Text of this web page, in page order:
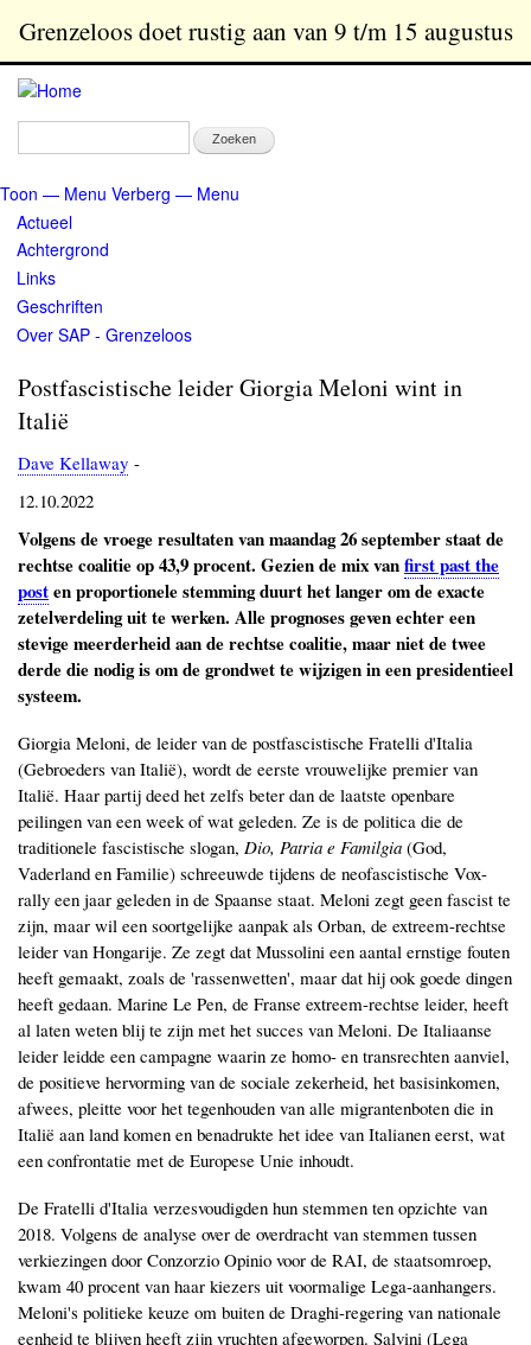
naar
Grenzeloos doet rustig aan van 9 t/m 15 augustus
Zoeken
Menu
Toon — Menu Verberg — Menu
Actueel
Achtergrond
Links
Geschriften
Over SAP - Grenzeloos
Postfascistische leider Giorgia Meloni wint in
Italië
Dave Kellaway -
12.10.2022
Volgens de vroege resultaten van maandag 26 september staat de
rechtse coalitie op 43,9 procent. Gezien de mix vanfirst past the
posten proportionele stemming duurt het langer om de exacte
zetelverdeling uit te werken. Alle prognoses geven echter een
stevige meerderheid aan de rechtse coalitie, maar niet de twee
derde die nodig is om de grondwet te wijzigen in een presidentieel
systeem.
Giorgia Meloni, de leider van de postfascistische Fratelli d'Italia
(Gebroeders van Italië), wordt de eerste vrouwelijke premier van
Italië. Haar partij deed het zelfs beter dan de laatste openbare
peilingen van een week of wat geleden. Ze is de politica die de
traditionele fascistische slogan, Dio, Patria e Familgia (God,
Vaderland en Familie) schreeuwde tijdens de neofascistische Vox-
rally een jaar geleden in de Spaanse staat. Meloni zegt geen fascist te
zijn, maar wil een soortgelijke aanpak als Orban, de extreem-rechtse
leider van Hongarije. Ze zegt dat Mussolini een aantal ernstige fouten
heeft gemaakt, zoals de 'rassenwetten', maar dat hij ook goede dingen
heeft gedaan. Marine Le Pen, de Franse extreem-rechtse leider, heeft
al laten weten blij te zijn met het succes van Meloni. De Italiaanse
leider leidde een campagne waarin ze homo- en transrechten aanviel,
de positieve hervorming van de sociale zekerheid, het basisinkomen,
afwees, pleitte voor het tegenhouden van alle migrantenboten die in
Italië aan land komen en benadrukte het idee van Italianen eerst, wat
een confrontatie met de Europese Unie inhoudt.
De Fratelli d'Italia verzesvoudigden hun stemmen ten opzichte van
2018. Volgens de analyse over de overdracht van stemmen tussen
verkiezingen door Conzorzio Opinio voor de RAI, de staatsomroep,
kwam 40 procent van haar kiezers uit voormalige Lega-aanhangers.
Meloni's politieke keuze om buiten de Draghi-regering van nationale
eenheid te blijven heeft zijn vruchten afgeworpen. Salvini (Lega